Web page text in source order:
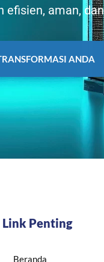
efisien, aman,
ANDA
Link Penting
Beranda